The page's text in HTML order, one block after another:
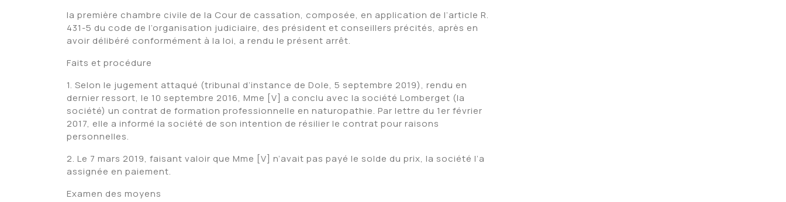
la première chambre civile de la Cour de cassation, composée, en application de l’article R.
431-5 du code de l’organisation judiciaire, des président et conseillers précités, après en
avoir délibéré conformément à la loi, a rendu le présent arrêt.
Faits et procédure
1. Selon le jugement attaqué (tribunal d’instance de Dole, 5 septembre 2019), rendu en
dernier ressort, le 10 septembre 2016, Mme [V] a conclu avec la société Lomberget (la
société) un contrat de formation professionnelle en naturopathie. Par lettre du 1er février
2017, elle a informé la société de son intention de résilier le contrat pour raisons
personnelles.
2. Le 7 mars 2019, faisant valoir que Mme [V] n’avait pas payé le solde du prix, la société l’a
assignée en paiement.
Examen des moyens